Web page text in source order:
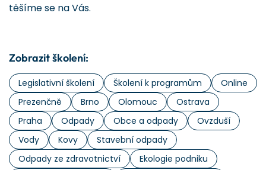
těšíme se na Vás.
Zobrazit školení:
Legislativní školení Školení k programům
Online
Prezenčně
Brno Olomouc
Ostrava
Praha
Odpady Obce a odpady
Ovzduší
Vody
Kovy
Stavební odpady
Odpady ze zdravotnictví
Ekologie podniku